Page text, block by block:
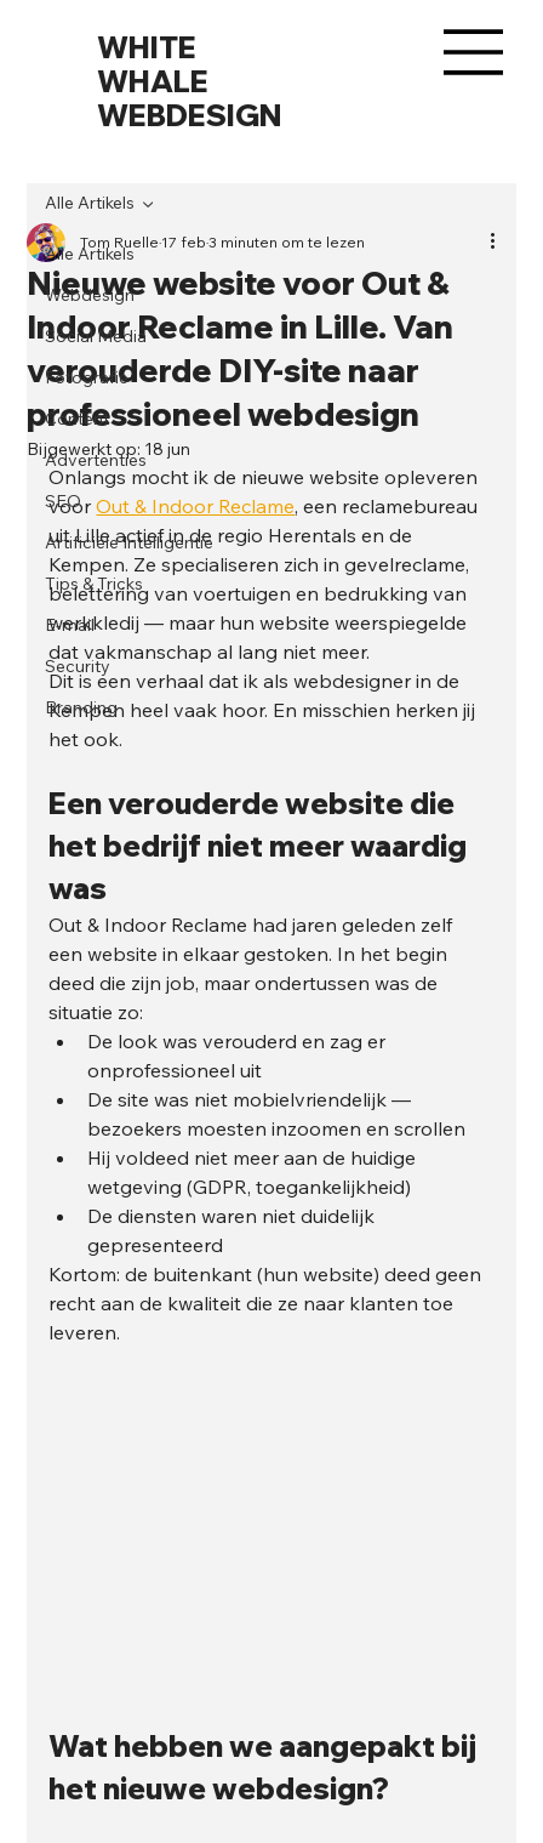
WHITE
WHALE
WEBDESIGN
Alle Artikels
Webdesign
Social Media
Fotografie
Content
Advertenties
SEO
Artificiële Intelligentie
Tips & Tricks
E-mail
Security
Branding
Alle Artikels
Nieuwe website voor Out &
Indoor Reclame in Lille. Van
verouderde DIY-site naar
professioneel webdesign
Tom Ruelle17 feb3 minuten om te lezen
Bijgewerkt op: 18 jun
Onlangs mocht ik de nieuwe website opleveren
voor Out & Indoor Reclame, een reclamebureau
uit Lille actief in de regio Herentals en de
Kempen. Ze specialiseren zich in gevelreclame,
belettering van voertuigen en bedrukking van
werkkledij — maar hun website weerspiegelde
dat vakmanschap al lang niet meer.
Dit is een verhaal dat ik als webdesigner in de
Kempen heel vaak hoor. En misschien herken jij
het ook.
Een verouderde website die
het bedrijf niet meer waardig
was
Out & Indoor Reclame had jaren geleden zelf
een website in elkaar gestoken. In het begin
deed die zijn job, maar ondertussen was de
situatie zo:
De look was verouderd en zag er
onprofessioneel uit
De site was niet mobielvriendelijk —
bezoekers moesten inzoomen en scrollen
Hij voldeed niet meer aan de huidige
wetgeving (GDPR, toegankelijkheid)
De diensten waren niet duidelijk
gepresenteerd
Kortom: de buitenkant (hun website) deed geen
recht aan de kwaliteit die ze naar klanten toe
leveren.
Wat hebben we aangepakt bij
het nieuwe webdesign?